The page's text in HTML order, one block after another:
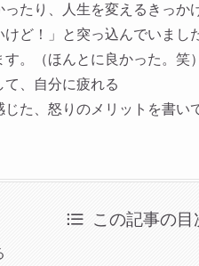
たり、人生を変えるきっか
ど！」と突っ込んでいまし
。（ほんとに良かった。笑）
、自分に疲れる
た、怒りのメリットを書い
この記事の目